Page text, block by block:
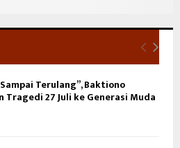
Terulang”, Baktiono
Tragedi 27 Juli ke Generasi Muda